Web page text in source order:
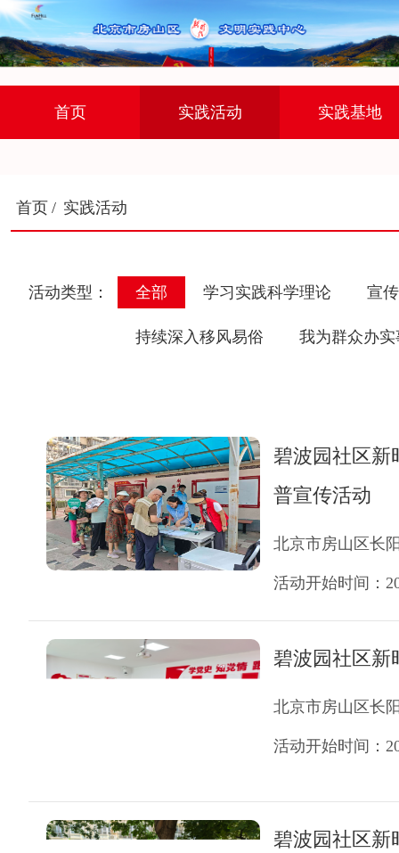
首页 实践活动 实践基地
首页 / 实践活动
活动类型： 全部 学习实践科学理论 宣
持续深入移风易俗 我为群众办实
碧波园社区新
普宣传活动
北京市房山区长
活动开始时间：
碧波园社区新
北京市房山区长
活动开始时间：
碧波园社区新